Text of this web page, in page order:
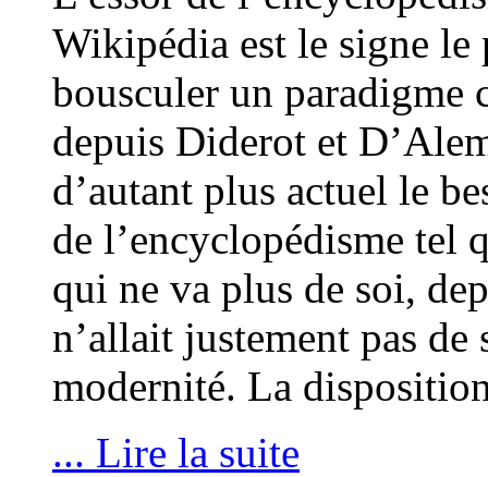
Wikipédia est le signe le
bousculer un paradigme
depuis Diderot et
d’autant plus actuel le
de l’encyclopédisme tel
qui ne va plus de soi,
n’allait justement pas de
modernité. La
... Lire la suite